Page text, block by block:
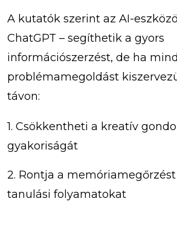
A kutatók szerint az AI-
ChatGPT – segíthetik a gyors
információszerzést, de ha
problémamegoldást
távon:
1. Csökkentheti a kreatív
gyakoriságát
2. Rontja a
tanulási folyamatokat